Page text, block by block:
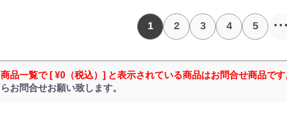
1 2 3 4 5 ...
商品一覧で [ ¥0（税込）] と表示されている商品はお問合せ商品です
らお問合せお願い致します。